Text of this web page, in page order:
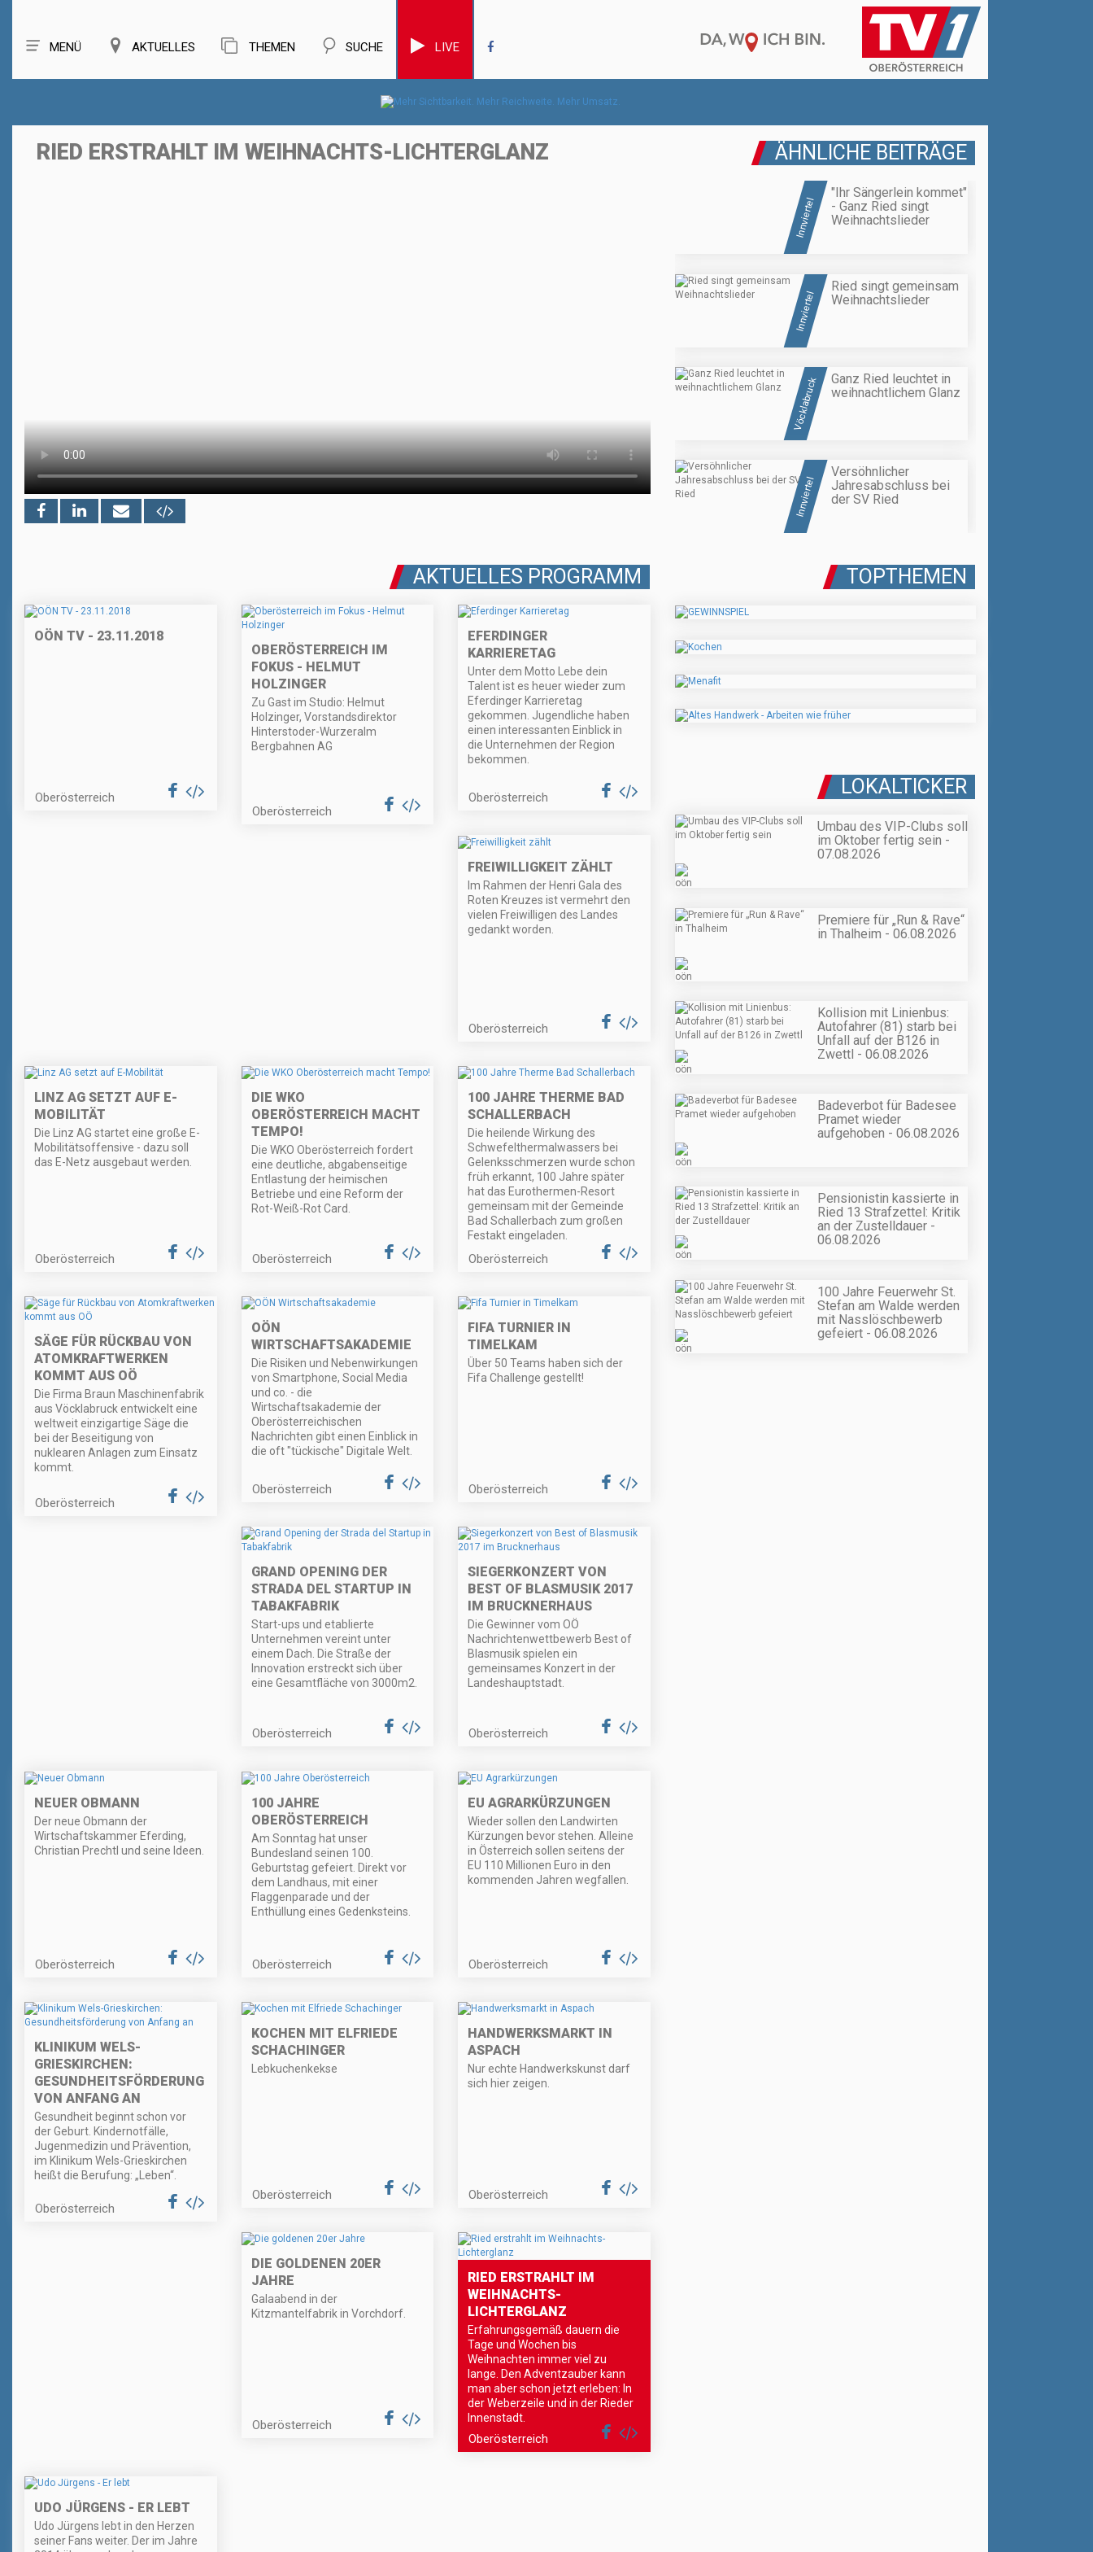
MENÜ AKTUELLES THEMEN SUCHE LIVE
RIED ERSTRAHLT IM WEIHNACHTS-LICHTERGLANZ ÄHNLICHE BEITRÄGE
Innviertel
"Ihr Sängerlein kommet"
- Ganz Ried singt
Weihnachtslieder
Innviertel
Ried singt gemeinsam
Weihnachtslieder
Vöcklabruck
Ganz Ried leuchtet in
weihnachtlichem Glanz
Innviertel
Versöhnlicher
Jahresabschluss bei
der SV Ried
AKTUELLES PROGRAMM
OÖN TV - 23.11.2018
Oberösterreich
OBERÖSTERREICH IM
FOKUS - HELMUT
HOLZINGER
Zu Gast im Studio: Helmut
Holzinger, Vorstandsdirektor
Hinterstoder-Wurzeralm
Bergbahnen AG
Oberösterreich
EFERDINGER
KARRIERETAG
Unter dem Motto Lebe dein
Talent ist es heuer wieder zum
Eferdinger Karrieretag
gekommen. Jugendliche haben
einen interessanten Einblick in
die Unternehmen der Region
bekommen.
Oberösterreich
FREIWILLIGKEIT ZÄHLT
Im Rahmen der Henri Gala des
Roten Kreuzes ist vermehrt den
vielen Freiwilligen des Landes
gedankt worden.
Oberösterreich
LINZ AG SETZT AUF E-
MOBILITÄT
Die Linz AG startet eine große E-
Mobilitätsoffensive - dazu soll
das E-Netz ausgebaut werden.
Oberösterreich
DIE WKO
OBERÖSTERREICH MACHT
TEMPO!
Die WKO Oberösterreich fordert
eine deutliche, abgabenseitige
Entlastung der heimischen
Betriebe und eine Reform der
Rot-Weiß-Rot Card.
Oberösterreich
100 JAHRE THERME BAD
SCHALLERBACH
Die heilende Wirkung des
Schwefelthermalwassers bei
Gelenksschmerzen wurde schon
früh erkannt, 100 Jahre später
hat das Eurothermen-Resort
gemeinsam mit der Gemeinde
Bad Schallerbach zum großen
Festakt eingeladen.
Oberösterreich
SÄGE FÜR RÜCKBAU VON
ATOMKRAFTWERKEN
KOMMT AUS OÖ
Die Firma Braun Maschinenfabrik
aus Vöcklabruck entwickelt eine
weltweit einzigartige Säge die
bei der Beseitigung von
nuklearen Anlagen zum Einsatz
kommt.
Oberösterreich
OÖN
WIRTSCHAFTSAKADEMIE
Die Risiken und Nebenwirkungen
von Smartphone, Social Media
und co. - die
Wirtschaftsakademie der
Oberösterreichischen
Nachrichten gibt einen Einblick in
die oft "tückische" Digitale Welt.
Oberösterreich
FIFA TURNIER IN
TIMELKAM
Über 50 Teams haben sich der
Fifa Challenge gestellt!
Oberösterreich
GRAND OPENING DER
STRADA DEL STARTUP IN
TABAKFABRIK
Start-ups und etablierte
Unternehmen vereint unter
einem Dach. Die Straße der
Innovation erstreckt sich über
eine Gesamtfläche von 3000m2.
Oberösterreich
SIEGERKONZERT VON
BEST OF BLASMUSIK 2017
IM BRUCKNERHAUS
Die Gewinner vom OÖ
Nachrichtenwettbewerb Best of
Blasmusik spielen ein
gemeinsames Konzert in der
Landeshauptstadt.
Oberösterreich
NEUER OBMANN
Der neue Obmann der
Wirtschaftskammer Eferding,
Christian Prechtl und seine Ideen.
Oberösterreich
100 JAHRE
OBERÖSTERREICH
Am Sonntag hat unser
Bundesland seinen 100.
Geburtstag gefeiert. Direkt vor
dem Landhaus, mit einer
Flaggenparade und der
Enthüllung eines Gedenksteins.
Oberösterreich
EU AGRARKÜRZUNGEN
Wieder sollen den Landwirten
Kürzungen bevor stehen. Alleine
in Österreich sollen seitens der
EU 110 Millionen Euro in den
kommenden Jahren wegfallen.
Oberösterreich
KLINIKUM WELS-
GRIESKIRCHEN:
GESUNDHEITSFÖRDERUNG
VON ANFANG AN
Gesundheit beginnt schon vor
der Geburt. Kindernotfälle,
Jugenmedizin und Prävention,
im Klinikum Wels-Grieskirchen
heißt die Berufung: „Leben“.
Oberösterreich
KOCHEN MIT ELFRIEDE
SCHACHINGER
Lebkuchenkekse
Oberösterreich
HANDWERKSMARKT IN
ASPACH
Nur echte Handwerkskunst darf
sich hier zeigen.
Oberösterreich
DIE GOLDENEN 20ER
JAHRE
Galaabend in der
Kitzmantelfabrik in Vorchdorf.
Oberösterreich
RIED ERSTRAHLT IM
WEIHNACHTS-
LICHTERGLANZ
Erfahrungsgemäß dauern die
Tage und Wochen bis
Weihnachten immer viel zu
lange. Den Adventzauber kann
man aber schon jetzt erleben: In
der Weberzeile und in der Rieder
Innenstadt.
Oberösterreich
UDO JÜRGENS - ER LEBT
Udo Jürgens lebt in den Herzen
seiner Fans weiter. Der im Jahre
TOPTHEMEN
LOKALTICKER
Umbau des VIP-Clubs soll
im Oktober fertig sein -
07.08.2026
Premiere für „Run & Rave“
in Thalheim - 06.08.2026
Kollision mit Linienbus:
Autofahrer (81) starb bei
Unfall auf der B126 in
Zwettl - 06.08.2026
Badeverbot für Badesee
Pramet wieder
aufgehoben - 06.08.2026
Pensionistin kassierte in
Ried 13 Strafzettel: Kritik
an der Zustelldauer -
06.08.2026
100 Jahre Feuerwehr St.
Stefan am Walde werden
mit Nasslöschbewerb
gefeiert - 06.08.2026